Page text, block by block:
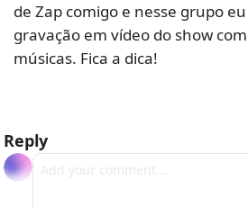
de Zap comigo e nesse grupo
gravação em vídeo do show
músicas. Fica a dica!
Reply